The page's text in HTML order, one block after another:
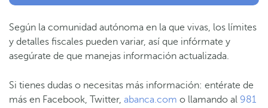
Según la comunidad autónoma en la que vivas, los límites
y detalles fiscales pueden variar, así que infórmate y
asegúrate de que manejas información actualizada.
Si tienes dudas o necesitas más información: entérate de
más en Facebook, Twitter, abanca.com o llamando al 981